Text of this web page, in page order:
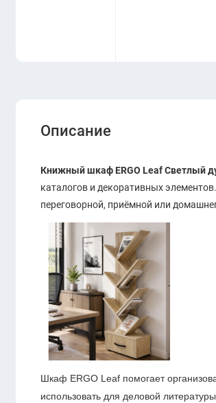
Описание
Книжный шкаф ERGO Leaf Светлый
каталогов и декоративных
переговорной, приёмной или
Шкаф ERGO Leaf помогает
использовать для деловой